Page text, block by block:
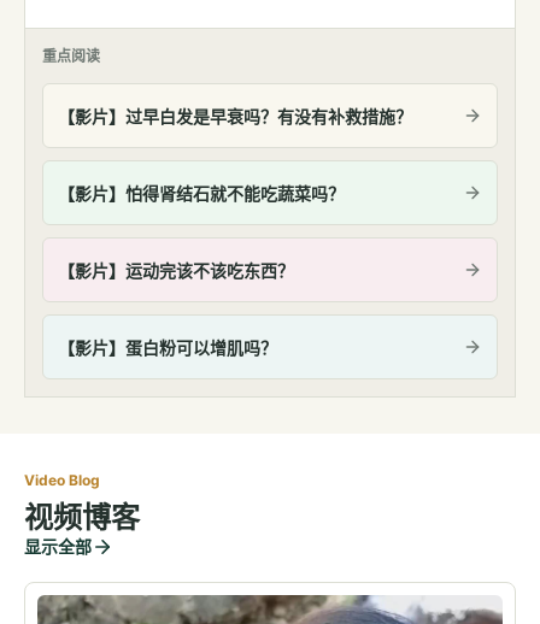
重点阅读
【影片】过早白发是早衰吗？有没有补救措施？
【影片】怕得肾结石就不能吃蔬菜吗？
【影片】运动完该不该吃东西？
【影片】蛋白粉可以增肌吗？
Video Blog
视频博客
显示全部